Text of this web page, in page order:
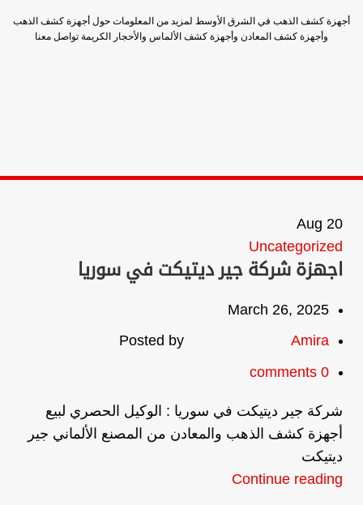
أجهزة كشف الذهب في الشرق الأوسط لمزيد من المعلومات حول أجهزة كشف الذهب
وأجهزة كشف المعادن وأجهزة كشف الألماس والأحجار الكريمة تواصل معنا
20
Aug
Uncategorized
اجهزة شركة جير ديتيكت في سوريا
March 26, 2025
Posted by
Amira
0
comments
شركة جير ديتيكت في سوريا : الوكيل الحصري لبيع
أجهزة كشف الذهب والمعادن من المصنع الألماني جير
ديتيكت
Continue reading